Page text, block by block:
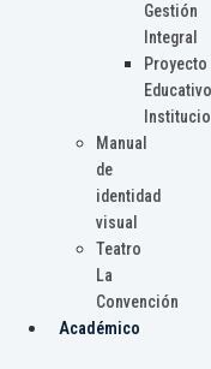
Gestión
Integral
Proyecto
Educativo
Manual
de
identidad
visual
Teatro
La
Convención
Académico